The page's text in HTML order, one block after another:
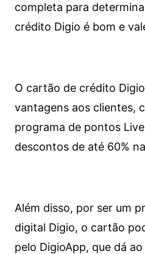
completa para
crédito Digio é bom e
O cartão de crédito
vantagens aos clientes,
programa de pontos
descontos de até 60%
Além disso, por ser um
digital Digio, o cartão
pelo DigioApp, que dá